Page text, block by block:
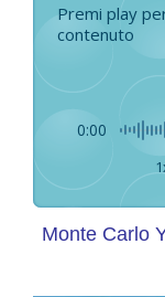
Premi play per ascoltare questo
contenuto
0:00
Monte Carlo